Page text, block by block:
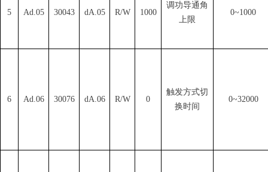
5 Ad.05 30043 dA.05 R/W 1000
调功导通角
上限
0~1000
6 Ad.06 30076 dA.06 R/W 0
触发方式切
换时间
0~32000